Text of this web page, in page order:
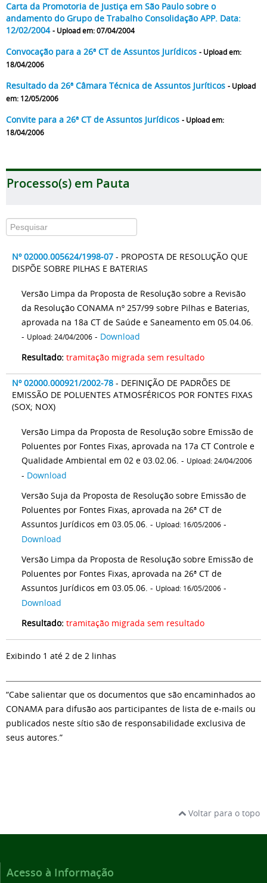
Carta da Promotoria de Justiça em São Paulo sobre o
andamento do Grupo de Trabalho Consolidação APP. Data:
12/02/2004 - Upload em: 07/04/2004
Convocação para a 26ª CT de Assuntos Jurídicos - Upload em:
18/04/2006
Resultado da 26ª Câmara Técnica de Assuntos Juríticos - Upload
em: 12/05/2006
Convite para a 26ª CT de Assuntos Jurídicos - Upload em:
18/04/2006
Processo(s) em Pauta
Nº 02000.005624/1998-07 - PROPOSTA DE RESOLUÇÃO QUE
DISPÕE SOBRE PILHAS E BATERIAS
Versão Limpa da Proposta de Resolução sobre a Revisão
da Resolução CONAMA nº 257/99 sobre Pilhas e Baterias,
aprovada na 18a CT de Saúde e Saneamento em 05.04.06.
- Upload: 24/04/2006 - Download
Resultado: tramitação migrada sem resultado
Nº 02000.000921/2002-78 - DEFINIÇÃO DE PADRÕES DE
EMISSÃO DE POLUENTES ATMOSFÉRICOS POR FONTES FIXAS
(SOX; NOX)
Versão Limpa da Proposta de Resolução sobre Emissão de
Poluentes por Fontes Fixas, aprovada na 17a CT Controle e
Qualidade Ambiental em 02 e 03.02.06. - Upload: 24/04/2006
- Download
Versão Suja da Proposta de Resolução sobre Emissão de
Poluentes por Fontes Fixas, aprovada na 26ª CT de
Assuntos Jurídicos em 03.05.06. - Upload: 16/05/2006 -
Download
Versão Limpa da Proposta de Resolução sobre Emissão de
Poluentes por Fontes Fixas, aprovada na 26ª CT de
Assuntos Jurídicos em 03.05.06. - Upload: 16/05/2006 -
Download
Resultado: tramitação migrada sem resultado
Exibindo 1 até 2 de 2 linhas
“Cabe salientar que os documentos que são encaminhados ao
CONAMA para difusão aos participantes de lista de e-mails ou
publicados neste sítio são de responsabilidade exclusiva de
seus autores.”
Voltar para o topo
Acesso à Informação